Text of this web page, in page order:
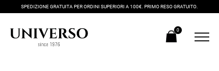
SPEDIZIONE GRATUITA PER ORDINI SUPERIORI A 100€. PRIMO RESO GRATUITO.
0